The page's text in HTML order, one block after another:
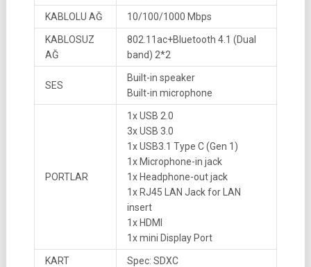
KABLOLU AĞ 10/100/1000 Mbps
KABLOSUZ
AĞ
802.11ac+Bluetooth 4.1 (Dual
band) 2*2
SES
Built-in speaker
Built-in microphone
PORTLAR
1x USB 2.0
3x USB 3.0
1x USB3.1 Type C (Gen 1)
1x Microphone-in jack
1x Headphone-out jack
1x RJ45 LAN Jack for LAN
insert
1x HDMI
1x mini Display Port
KART
Spec: SDXC